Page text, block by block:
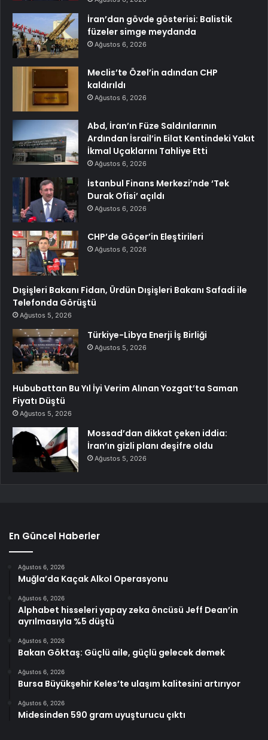
İran’dan gövde gösterisi: Balistik
füzeler simge meydanda
Ağustos 6, 2026
Meclis’te Özel’in adından CHP
kaldırıldı
Ağustos 6, 2026
Abd, İran’ın Füze Saldırılarının
Ardından İsrail’in Eilat Kentindeki Yakıt
İkmal Uçaklarını Tahliye Etti
Ağustos 6, 2026
İstanbul Finans Merkezi’nde ‘Tek
Durak Ofisi’ açıldı
Ağustos 6, 2026
CHP’de Göçer’in Eleştirileri
Ağustos 6, 2026
Dışişleri Bakanı Fidan, Ürdün Dışişleri Bakanı Safadi ile
Telefonda Görüştü
Ağustos 5, 2026
Türkiye-Libya Enerji İş Birliği
Ağustos 5, 2026
Hububattan Bu Yıl İyi Verim Alınan Yozgat’ta Saman
Fiyatı Düştü
Ağustos 5, 2026
Mossad’dan dikkat çeken iddia:
İran’ın gizli planı deşifre oldu
Ağustos 5, 2026
En Güncel Haberler
Ağustos 6, 2026
Muğla’da Kaçak Alkol Operasyonu
Ağustos 6, 2026
Alphabet hisseleri yapay zeka öncüsü Jeff Dean’in
ayrılmasıyla %5 düştü
Ağustos 6, 2026
Bakan Göktaş: Güçlü aile, güçlü gelecek demek
Ağustos 6, 2026
Bursa Büyükşehir Keles’te ulaşım kalitesini artırıyor
Ağustos 6, 2026
Midesinden 590 gram uyuşturucu çıktı